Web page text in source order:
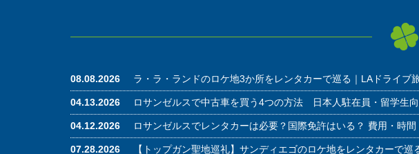
08.08.2026 ラ・ラ・ランドのロケ地3か所をレンタカーで巡る｜LAドライブ
04.13.2026 ロサンゼルスで中古車を買う4つの方法 日本人駐在員・留学生
04.12.2026 ロサンゼルスでレンタカーは必要？国際免許はいる？ 費用・時
07.28.2026 【トップガン聖地巡礼】サンディエゴのロケ地をレンタカーで巡